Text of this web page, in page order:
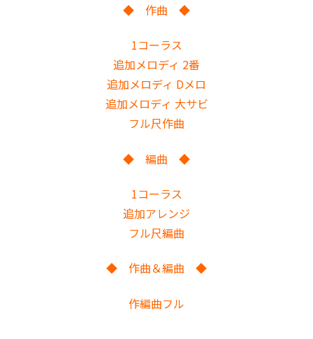
◆ 作曲 ◆
1コーラス
追加メロディ 2番
追加メロディ Dメロ
追加メロディ 大サビ
フル尺作曲
◆ 編曲 ◆
1コーラス
追加アレンジ
フル尺編曲
◆ 作曲＆編曲 ◆
作編曲フル